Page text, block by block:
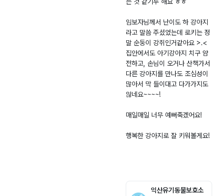
3
9
-
9
임보자님께서 난이도 하 강아지
라고 말씀 주셨었는데 로키는 정
말 순둥이 강쥐인거같아요 >.<
집안에서도 아기강아지 치구 얌
전하고, 손님이 오거나 산책가서
다른 강아지를 만나도 조심성이
많아서 막 들이대고 다가가지도
않네요~~~~!
매일매일 너무 예뻐죽겠어요!
익산유기동물보호소